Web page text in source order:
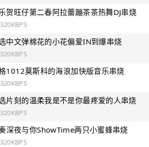
贺旺仔第二春阿拉蕾蹦茶茶热舞DJ串烧
320KBPS
中文弹棉花的小花偏爱IN到爆串烧
320KBPS
1012莫斯科的海浪加快版音乐串烧
320KBPS
片刻的温柔我是不是你最疼爱的人串烧
320KBPS
深夜与你ShowTime两只小蜜蜂串烧
320KBPS